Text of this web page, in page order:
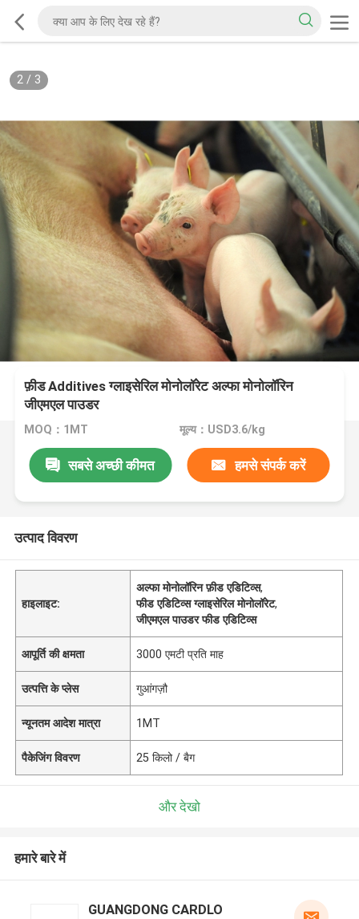
2/ 3
फ़ीड Additives ग्लाइसेरिल मोनोलॉरेट अल्फा मोनोलॉरिन
जीएमएल पाउडर
MOQ：1MT मूल्य：USD3.6/kg
सबसे अच्छी कीमत हमसे संपर्क करें
उत्पाद विवरण
हाइलाइट:
अल्फा मोनोलॉरिन फ़ीड एडिटिव्स,
फीड एडिटिव्स ग्लाइसेरिल मोनोलॉरेट,
जीएमएल पाउडर फीड एडिटिव्स
आपूर्ति की क्षमता 3000 एमटी प्रति माह
उत्पत्ति के प्लेस गुआंगज़ौ
न्यूनतम आदेश मात्रा 1MT
पैकेजिंग विवरण 25 किलो / बैग
और देखो
हमारे बारे में
GUANGDONG CARDLO